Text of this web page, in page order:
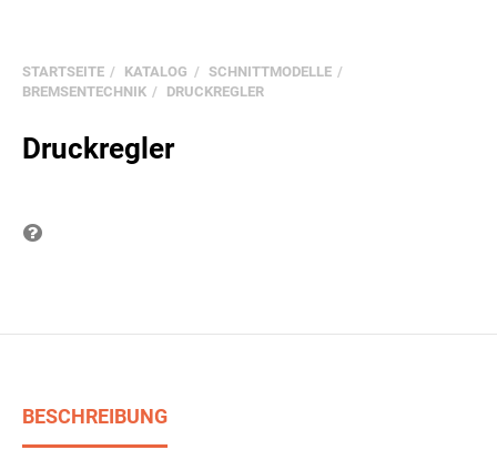
STARTSEITE KATALOG
SCHNITTMODELLE
BREMSENTECHNIK
DRUCKREGLER
Druckregler
BESCHREIBUNG